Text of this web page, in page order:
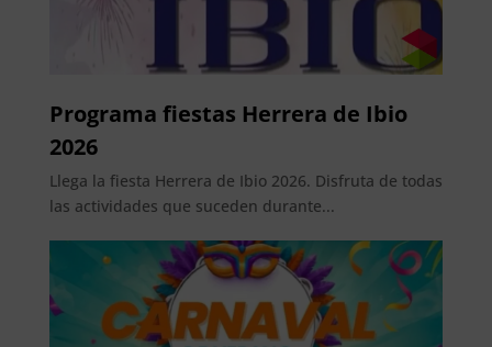
Programa fiestas Herrera de Ibio
2026
Llega la fiesta Herrera de Ibio 2026. Disfruta de todas
las actividades que suceden durante...